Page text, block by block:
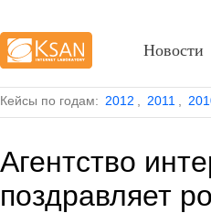
Кейсы по годам: 2012 2011
Агентство
поздравляет
Новости